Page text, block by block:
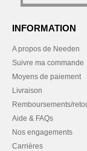
INFORMATION
A propos de Needen
Suivre ma commande
Moyens de paiement
Livraison
Remboursements/
Aide & FAQs
Nos engagements
Carrières